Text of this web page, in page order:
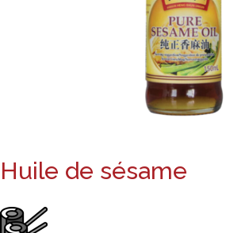
Huile de sésame